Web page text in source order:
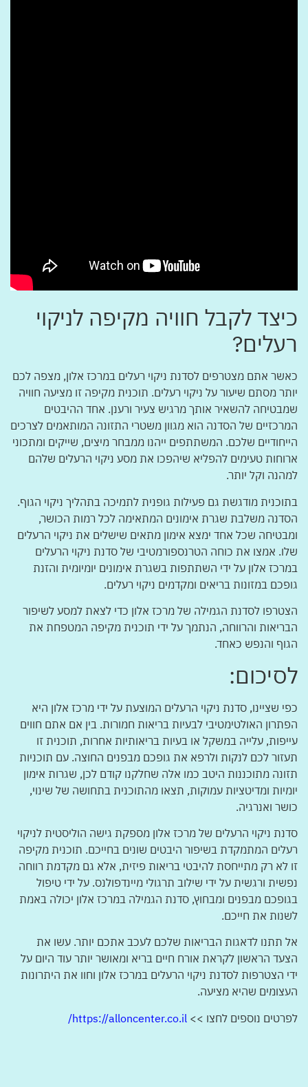
כיצד לקבל חוויה מקיפה לניקוי
רעלים?
כאשר אתם מצטרפים לסדנת ניקוי רעלים במרכז אלון, מצפה לכם
יותר מסתם שיעור על ניקוי רעלים. תוכנית מקיפה זו מציעה חוויה
שמבטיחה להשאיר אותך מרגיש צעיר ורענן. אחד ההיבטים
המרכזיים של הסדנה הוא מגוון משטרי התזונה המותאמים לצרכים
הייחודיים שלכם. המשתתפים ייהנו ממבחר מיצים, שייקים ומתכוני
ארוחות טעימים להפליא שיהפכו את מסע ניקוי הרעלים שלהם
למהנה וקל יותר.
בתוכנית מודגשת גם פעילות גופנית לתמיכה בתהליך ניקוי הגוף.
הסדנה משלבת שגרת אימונים המתאימה לכל רמות הכושר,
ומבטיחה שכל אחד ימצא אימון מתאים שישלים את ניקוי הרעלים
שלו. אמצו את כוחה הטרנספורמטיבי של סדנת ניקוי הרעלים
במרכז אלון על ידי השתתפות בשגרת אימונים יומיומית והזנת
גופכם במזונות בריאים ומקדמים ניקוי רעלים.
הצטרפו לסדנת הגמילה של מרכז אלון כדי לצאת למסע לשיפור
הבריאות והרווחה, הנתמך על ידי תוכנית מקיפה המטפחת את
הגוף והנפש כאחד.
לסיכום:
כפי שציינו, סדנת ניקוי הרעלים המוצעת על ידי מרכז אלון היא
הפתרון האולטימטיבי לבעיות בריאות חמורות. בין אם אתם חווים
עייפות, עלייה במשקל או בעיות בריאותיות אחרות, תוכנית זו
תעזור לכם לנקות ולרפא את גופכם מבפנים החוצה. עם תוכניות
תזונה מתוכננות היטב כמו אלה שחלקנו קודם לכן, שגרות אימון
יומיות ומדיטציות עמוקות, תצאו מהתוכנית בתחושה של שינוי,
כושר ואנרגיה.
סדנת ניקוי הרעלים של מרכז אלון מספקת גישה הוליסטית לניקוי
רעלים המתמקדת בשיפור היבטים שונים בחייכם. תוכנית מקיפה
זו לא רק מתייחסת להיבטי בריאות פיזית, אלא גם מקדמת רווחה
נפשית ורגשית על ידי שילוב תרגולי מיינדפולנס. על ידי טיפול
בגופכם מבפנים ומבחוץ, סדנת הגמילה במרכז אלון יכולה באמת
לשנות את חייכם.
אל תתנו לדאגות הבריאות שלכם לעכב אתכם יותר. עשו את
הצעד הראשון לקראת אורח חיים בריא ומאושר יותר עוד היום על
ידי הצטרפות לסדנת ניקוי הרעלים במרכז אלון וחוו את היתרונות
העצומים שהיא מציעה.
לפרטים נוספים לחצו >> https://alloncenter.co.il/